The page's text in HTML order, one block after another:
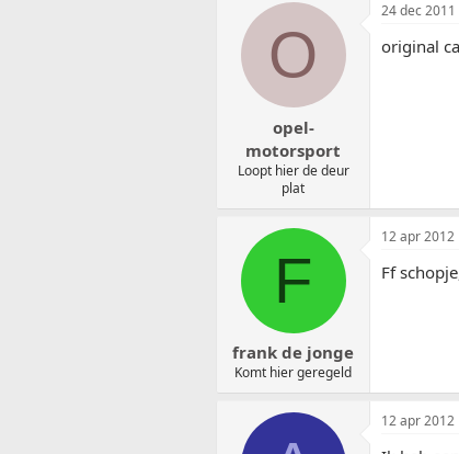
O
opel-
motorsport
Loopt hier de deur
plat
24 dec 2011
original
F
frank de jonge
Komt hier geregeld
12 apr 2012
Ff
12 apr 2012